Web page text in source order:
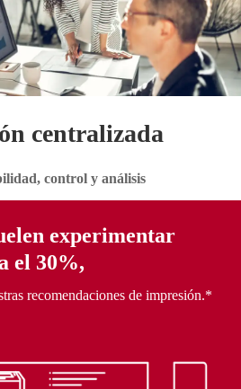
centralizada
control y análisis
experimentar
el 30%,
recomendaciones de impresión.*